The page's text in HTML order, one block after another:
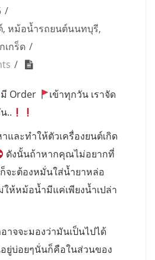
, หม้อน้ำรถยนต์นนทบุรี,
เกร็ด
มี Order
เข้าทุกวัน เราจัด
..
และทำให้ตัวเครื่องยนต์เกิด
ดังนั้นถ้าหากคุณไม่อยากที่
จะต้องหมั่นใส่น้ำยาหล่อ
ให้หม้อน้ำมีแค่เพียงน้ำเปล่า
าจจะมองว่ามันเป็นไปได้
ยู่บ่อยๆนั่นก็คือในส่วนของ